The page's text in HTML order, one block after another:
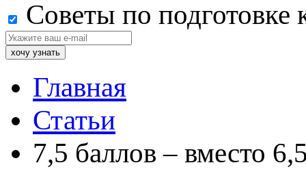
Советы по подготовке
Главная
Статьи
7,5 баллов – вместо